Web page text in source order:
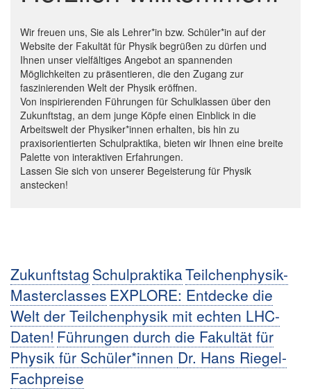
Wir freuen uns, Sie als Lehrer*in bzw. Schüler*in auf der
Website der Fakultät für Physik begrüßen zu dürfen und
Ihnen unser vielfältiges Angebot an spannenden
Möglichkeiten zu präsentieren, die den Zugang zur
faszinierenden Welt der Physik eröffnen.
Von inspirierenden Führungen für Schulklassen über den
Zukunftstag, an dem junge Köpfe einen Einblick in die
Arbeitswelt der Physiker*innen erhalten, bis hin zu
praxisorientierten Schulpraktika, bieten wir Ihnen eine breite
Palette von interaktiven Erfahrungen.
Lassen Sie sich von unserer Begeisterung für Physik
anstecken!
Zukunftstag SchulpraktikaTeilchenphysik-
Masterclasses EXPLORE: Entdecke die
Welt der Teilchenphysik mit echten LHC-
Daten! Führungen durch die Fakultät für
Physik für Schüler*innen Dr. Hans Riegel-
Fachpreise